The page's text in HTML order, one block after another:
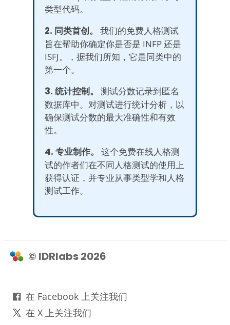
类型代码。
2. 同类首创。
我们的免费人格测试
旨在帮助你确定你是否是 INFP 还是
ISFJ。，据我们所知，它是同类中的
第一个。
3. 统计控制。
测试分数记录到匿名
数据库中。对测试进行统计分析，以
确保测试分数的最大准确性和有效
性。
4. 专业制作。
这个免费在线人格测
试的作者们在不同人格测试的使用上
获得认证，并专业从事类型学和人格
测试工作。
© IDRlabs 2026
在 Facebook 上关注我们
在 X 上关注我们